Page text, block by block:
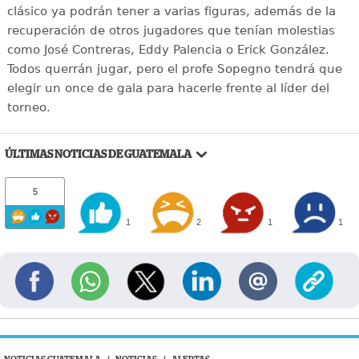
clásico ya podrán tener a varias figuras, además de la
recuperación de otros jugadores que tenían molestias
como José Contreras, Eddy Palencia o Erick González.
Todos querrán jugar, pero el profe Sopegno tendrá que
elegir un once de gala para hacerle frente al líder del
torneo.
ÚLTIMAS NOTICIAS DE GUATEMALA
5
1 2 1 1